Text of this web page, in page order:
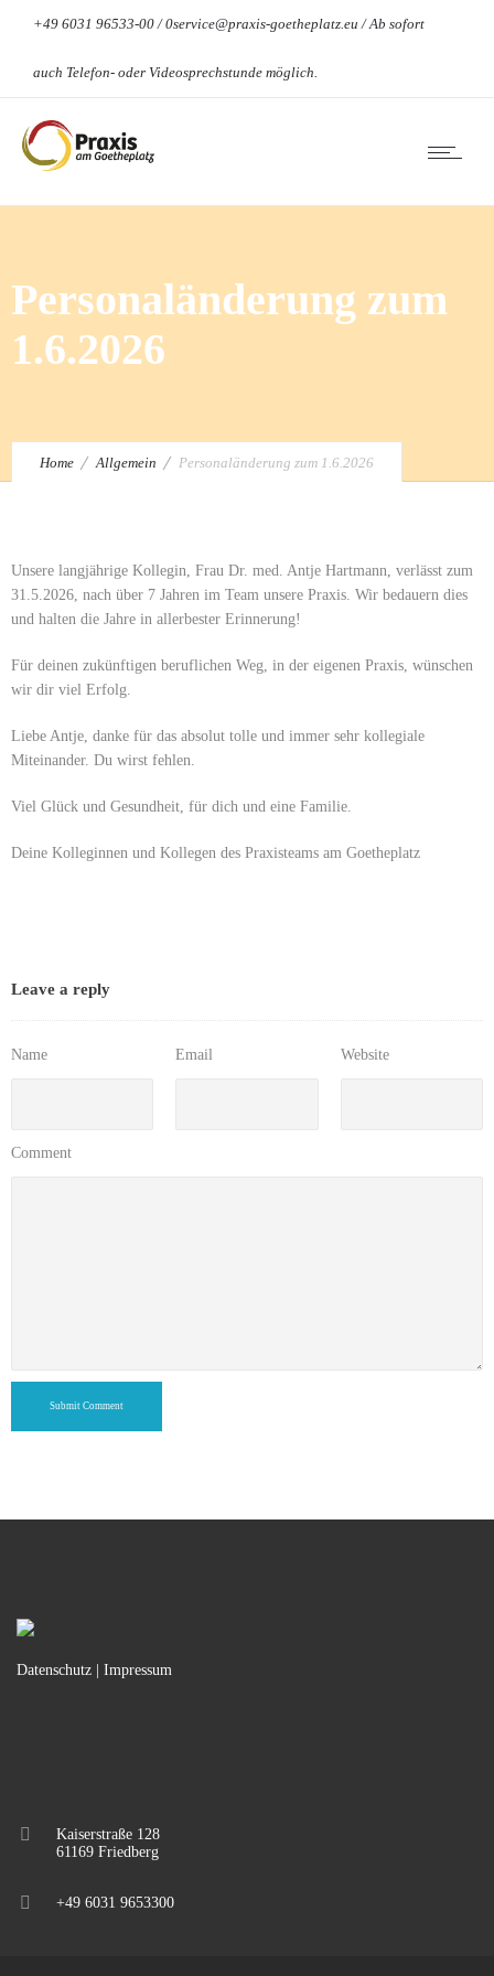
+49 6031 96533-00 / 0service@praxis-goetheplatz.eu / Ab sofort
auch Telefon- oder Videosprechstunde möglich.
Personaländerung zum
1.6.2026
Home Allgemein Personaländerung zum 1.6.2026
Unsere langjährige Kollegin, Frau Dr. med. Antje Hartmann, verlässt zum
31.5.2026, nach über 7 Jahren im Team unsere Praxis. Wir bedauern dies
und halten die Jahre in allerbester Erinnerung!
Für deinen zukünftigen beruflichen Weg, in der eigenen Praxis, wünschen
wir dir viel Erfolg.
Liebe Antje, danke für das absolut tolle und immer sehr kollegiale
Miteinander. Du wirst fehlen.
Viel Glück und Gesundheit, für dich und eine Familie.
Deine Kolleginnen und Kollegen des Praxisteams am Goetheplatz
Leave a reply
Name Email Website
Comment
Submit Comment
Datenschutz Impressum
Kaiserstraße 128
61169 Friedberg
+49 6031 9653300